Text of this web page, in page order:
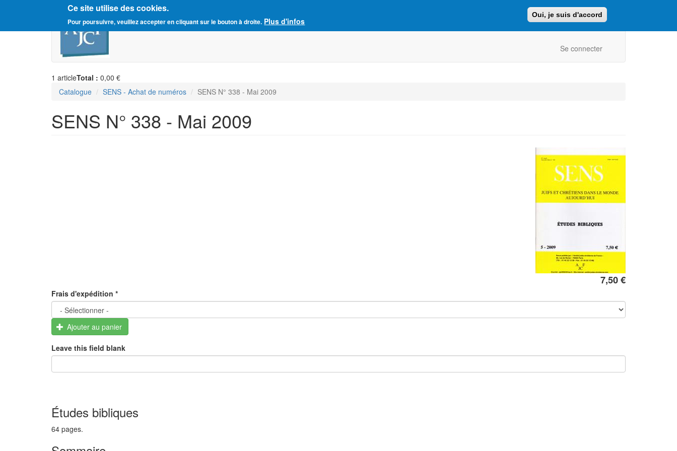
Ce site utilise des cookies.
Pour poursuivre, veuillez accepter en cliquant sur le bouton à droite. Plus d'infos
Oui, je suis d'accord
Amitié Judéo-Chrétienne de France Accueil Retour au site ajcf.fr
Se connecter
1 articleTotal : 0,00 €
Catalogue
SENS - Achat de numéros SENS N° 338 - Mai 2009
SENS N° 338 - Mai 2009
7,50 €
Frais d'expédition *
Ajouter au panier
Leave this field blank
Études bibliques
64 pages.